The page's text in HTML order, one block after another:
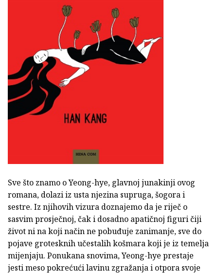
Sve što znamo o Yeong-hye, glavnoj junakinji ovog
romana, dolazi iz usta njezina supruga, šogora i
sestre. Iz njihovih vizura doznajemo da je riječ o
sasvim prosječnoj, čak i dosadno apatičnoj figuri čiji
život ni na koji način ne pobuđuje zanimanje, sve do
pojave grotesknih učestalih košmara koji je iz temelja
mijenjaju. Ponukana snovima, Yeong-hye prestaje
jesti meso pokrećući lavinu zgražanja i otpora svoje